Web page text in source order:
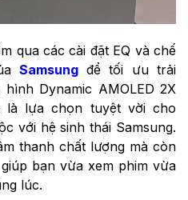
qua các cài đặt EQ và chế
Samsungđể tối ưu trải
Dynamic AMOLED 2X
là lựa chọn tuyệt vời cho
với hệ sinh thái Samsung.
thanh chất lượng mà còn
bạn vừa xem phim vừa
lúc.